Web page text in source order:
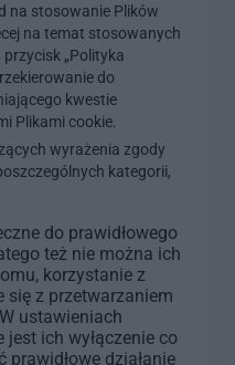
na stosowanie Plików
na temat stosowanych
„Polityka
do
kwestie
Plikami cookie.
wyrażenia zgody
kategorii,
do prawidłowego
też nie można ich
korzystanie z
się z przetwarzaniem
ustawieniach
ich wyłączenie co
prawidłowe działanie